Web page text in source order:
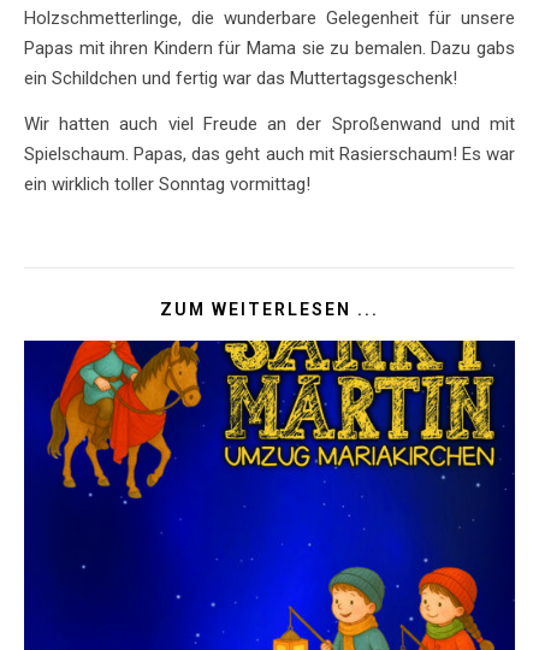
Holzschmetterlinge, die wunderbare Gelegenheit für unsere
Papas mit ihren Kindern für Mama sie zu bemalen. Dazu gabs
ein Schildchen und fertig war das Muttertagsgeschenk!
Wir hatten auch viel Freude an der Sproßenwand und mit
Spielschaum. Papas, das geht auch mit Rasierschaum! Es war
ein wirklich toller Sonntag vormittag!
ZUM WEITERLESEN ...